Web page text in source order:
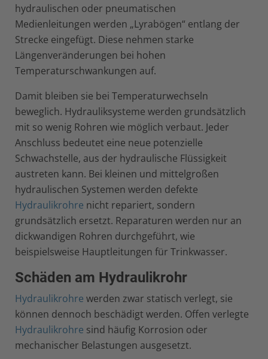
hydraulischen oder pneumatischen
Medienleitungen werden „Lyrabögen“ entlang der
Strecke eingefügt. Diese nehmen starke
Längenveränderungen bei hohen
Temperaturschwankungen auf.
Damit bleiben sie bei Temperaturwechseln
beweglich. Hydrauliksysteme werden grundsätzlich
mit so wenig Rohren wie möglich verbaut. Jeder
Anschluss bedeutet eine neue potenzielle
Schwachstelle, aus der hydraulische Flüssigkeit
austreten kann. Bei kleinen und mittelgroßen
hydraulischen Systemen werden defekte
Hydraulikrohre nicht repariert, sondern
grundsätzlich ersetzt. Reparaturen werden nur an
dickwandigen Rohren durchgeführt, wie
beispielsweise Hauptleitungen für Trinkwasser.
Schäden am Hydraulikrohr
Hydraulikrohre werden zwar statisch verlegt, sie
können dennoch beschädigt werden. Offen verlegte
Hydraulikrohre sind häufig Korrosion oder
mechanischer Belastungen ausgesetzt.